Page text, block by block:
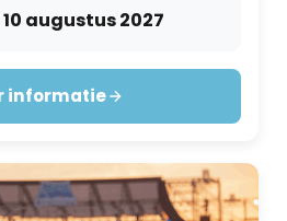
10 augustus 2027
informatie